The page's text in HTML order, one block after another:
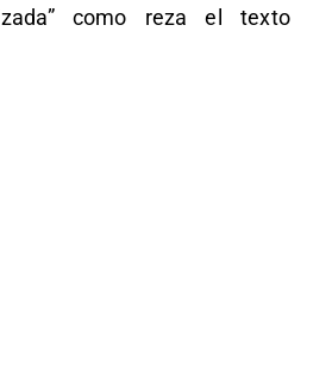
como reza el texto